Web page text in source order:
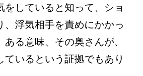
をしていると知って、ショ
、浮気相手を責めにかかっ
る意味、その奥さんが、
ているという証拠でもあり